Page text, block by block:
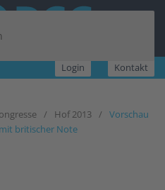
Login Kontakt
Hof 2013
Vorschau
britischer Note